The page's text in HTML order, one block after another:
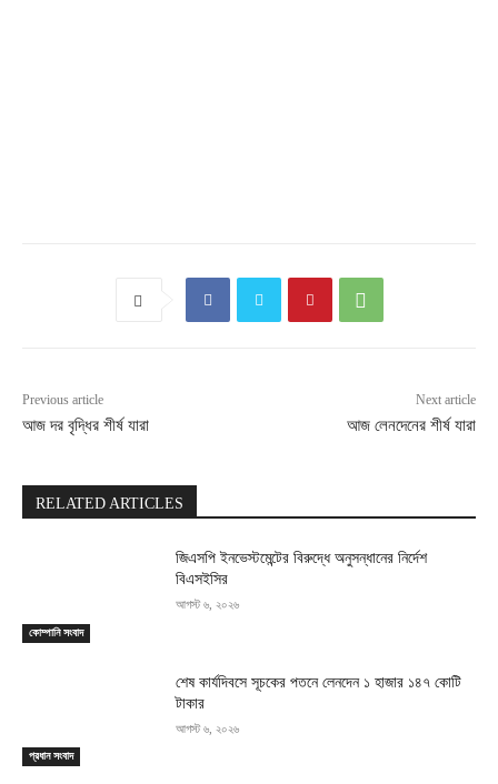
Previous article
আজ দর বৃদ্ধির শীর্ষ যারা
Next article
আজ লেনদেনের শীর্ষ যারা
RELATED ARTICLES
কোম্পানি সংবাদ
জিএসপি ইনভেস্টমেন্টের বিরুদ্ধে অনুসন্ধানের নির্দেশ
বিএসইসির
আগস্ট ৬, ২০২৬
প্রধান সংবাদ
শেষ কার্যদিবসে সূচকের পতনে লেনদেন ১ হাজার ১৪৭ কোটি
টাকার
আগস্ট ৬, ২০২৬